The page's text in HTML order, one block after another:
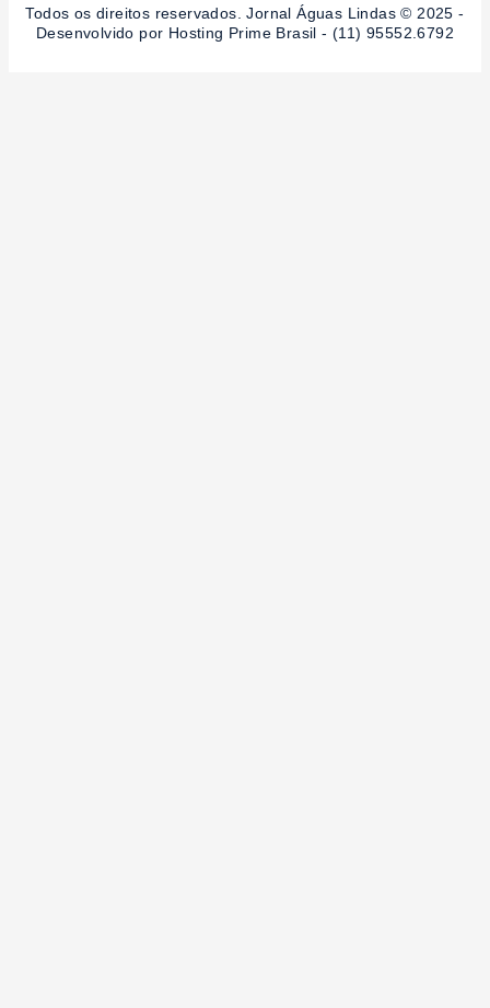
Todos os direitos reservados. Jornal Águas Lindas © 2025 -
Desenvolvido por Hosting Prime Brasil - (11) 95552.6792